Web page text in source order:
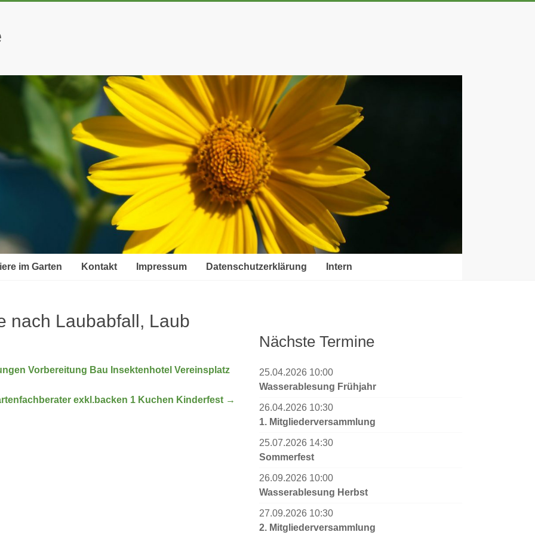
im Garten Kontakt Impressum Datenschutzerklärung Intern
nach Laubabfall, Laub
Vorbereitung Bau Insektenhotel Vereinsplatz
exkl.backen 1 Kuchen Kinderfest →
Nächste Termine
25.04.2026 10:00
Wasserablesung Frühjahr
26.04.2026 10:30
1. Mitgliederversammlung
25.07.2026 14:30
Sommerfest
26.09.2026 10:00
Wasserablesung Herbst
27.09.2026 10:30
2. Mitgliederversammlung